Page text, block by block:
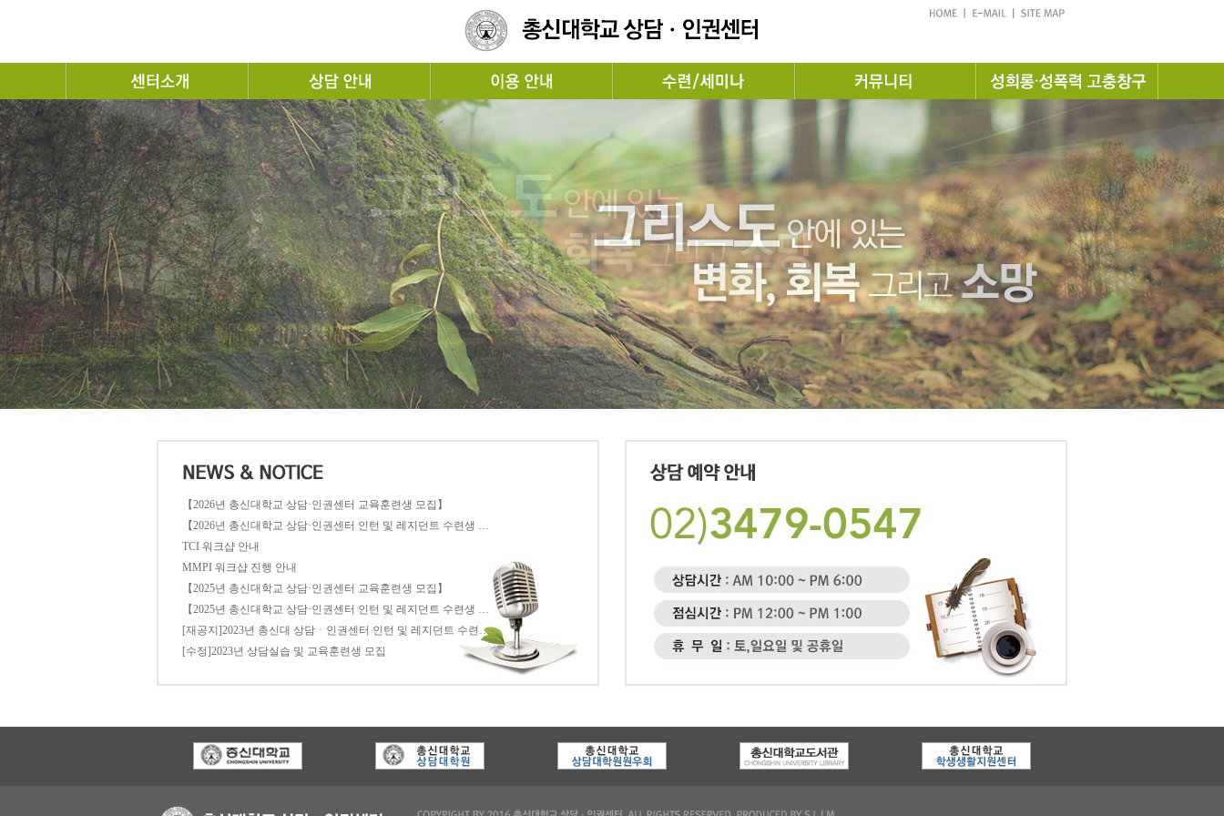
【2026년 총신대학교 상담·인권센터 교육훈련생 모집】
【2026년 총신대학교 상담·인권센터 인턴 및 레지던트 수련생 …
TCI 워크샵 안내
MMPI 워크샵 진행 안내
【2025년 총신대학교 상담·인권센터 교육훈련생 모집】
【2025년 총신대학교 상담·인권센터 인턴 및 레지던트 수련생 …
[재공지]2023년 총신대 상담ㆍ인권센터 인턴 및 레지던트 수련…
[수정]2023년 상담실습 및 교육훈련생 모집